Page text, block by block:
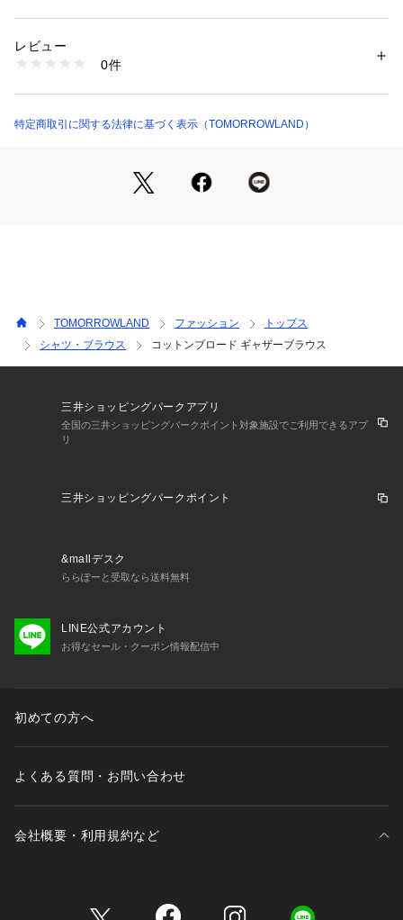
※商品の色味は、商品単体または素材アップ画像をご確認くだ
2024SS商品
商品番号:12-01-42-01403
素材：コットン100％
洗濯：手洗い、漂白不可、タンブル乾燥不可、自然乾燥、アイロン仕上げ
可、ドライ可、ウエットクリーニング可
商品番号：1095000010034 （モール）
レビュー
0件
特定商取引に関する法律に基づく表示（TOMORROWLAND）
TOMORROWLAND ファッション
トップス
シャツ・ブラウス
コットンブロード ギャザーブラウス
三井ショッピングパークアプリ
全国の三井ショッピングパークポイント対象施設でご利用できるアプ
リ
三井ショッピングパークポイント
&mallデスク
ららぽーと受取なら送料無料
LINE公式アカウント
お得なセール・クーポン情報配信中
初めての方へ
よくある質問・お問い合わせ
会社概要・利用規約など